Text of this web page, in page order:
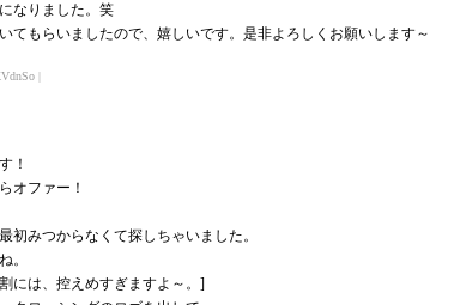
なりました。笑
てもらいましたので、嬉しいです。是非よろしくお願いします～
|
！
オファー！
初みつからなくて探しちゃいました。
。
には、控えめすぎますよ～。]